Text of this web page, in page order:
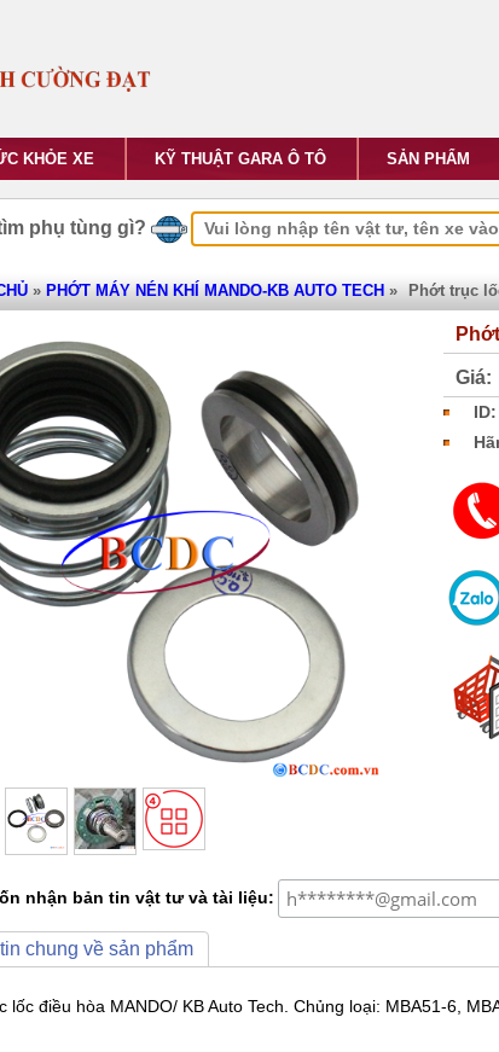
KHỎE XE KỸ THUẬT GARA Ô TÔ SẢN PHẨM
phụ tùng gì?
» PHỚT MÁY NÉN KHÍ MANDO-KB AUTO TECH » Phớt trục
Giá:
ID:
nhận bản tin vật tư và tài liệu:
chung về sản phẩm
lốc điều hòa MANDO/ KB Auto Tech. Chủng loại: MBA51-6,